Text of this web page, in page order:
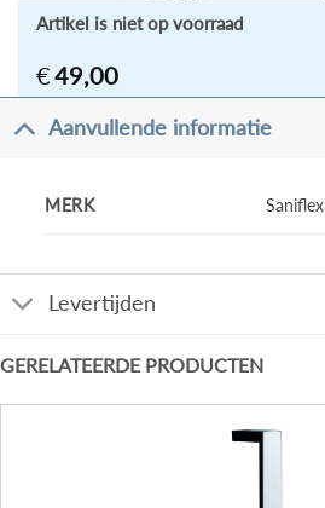
€49,00
Artikel is niet op voorraad
Aanvullende informatie
MERK Saniflex
Levertijden
GERELATEERDE PRODUCTEN